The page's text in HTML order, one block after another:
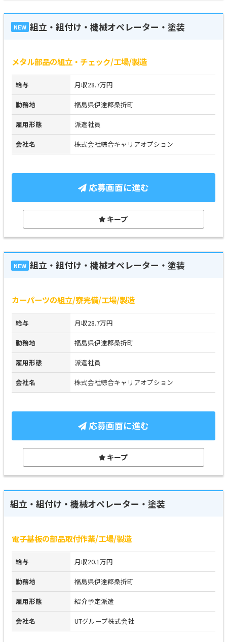
NEW 組立・組付け・機械オペレーター・塗装
メタル部品の組立・チェック/工場/製造
給与 月収28.7万円
勤務地 福島県伊達郡桑折町
雇用形態 派遣社員
会社名 株式会社綜合キャリアオプション
応募画面に進む
キープ
NEW 組立・組付け・機械オペレーター・塗装
カーパーツの組立/寮完備/工場/製造
給与 月収28.7万円
勤務地 福島県伊達郡桑折町
雇用形態 派遣社員
会社名 株式会社綜合キャリアオプション
応募画面に進む
キープ
組立・組付け・機械オペレーター・塗装
電子基板の部品取付作業/工場/製造
給与 月収20.1万円
勤務地 福島県伊達郡桑折町
雇用形態 紹介予定派遣
会社名 UTグループ株式会社